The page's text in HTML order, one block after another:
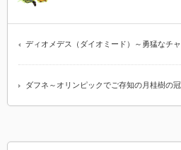
ディオメデス（ダイオミード）～勇猛なチ
ダフネ～オリンピックでご存知の月桂樹の